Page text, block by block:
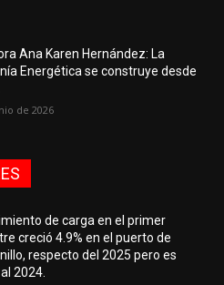
Ana Karen Hernández: La
Energética se construye desde
de 2026
de carga en el primer
creció 4.9% en el puerto de
respecto del 2025 pero es
2024.